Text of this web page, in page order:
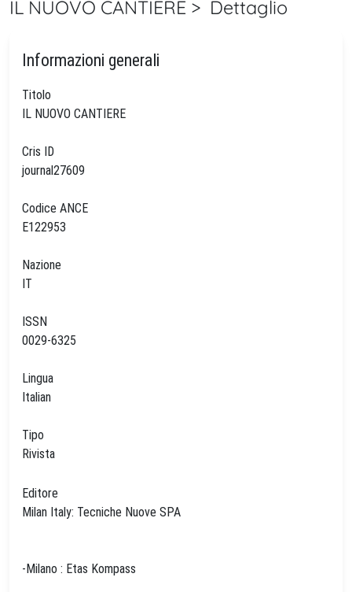
IL NUOVO CANTIERE > Dettaglio
Informazioni generali
Titolo
Cris ID
Codice ANCE
Nazione
ISSN
Lingua
Tipo
Rivista
Editore
Milan Italy: Tecniche Nuove SPA